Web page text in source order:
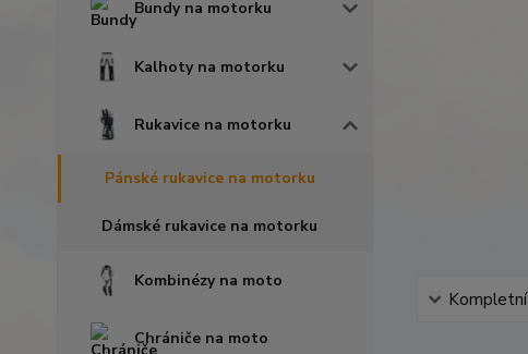
Bundy na motorku
Kalhoty na motorku
Rukavice na motorku
Pánské rukavice na motorku
Dámské rukavice na motorku
Kombinézy na moto
Chrániče na moto